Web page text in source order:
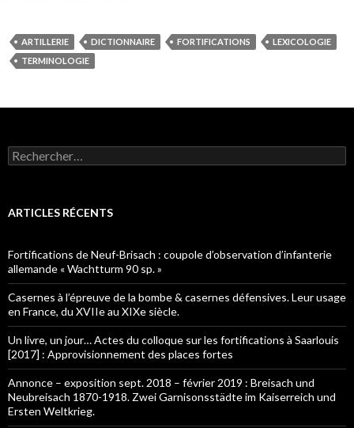
ARTILLERIE DICTIONNAIRE FORTIFICATIONS
LEXICOLOGIE
TERMINOLOGIE
Rechercher :
ARTICLES RÉCENTS
Fortifications de Neuf-Brisach : coupole d’observation d’infanterie
allemande « Wachtturm 90 sp. »
Casernes à l’épreuve de la bombe & casernes défensives. Leur usage
en France, du XVIIe au XIXe siècle.
Un livre, un jour… Actes du colloque sur les fortifications à Saarlouis
[2017] : Approvisionnement des places fortes
Annonce – exposition sept. 2018 – février 2019 : Breisach und
Neubreisach 1870-1918. Zwei Garnisonsstädte im Kaiserreich und
Ersten Weltkrieg.